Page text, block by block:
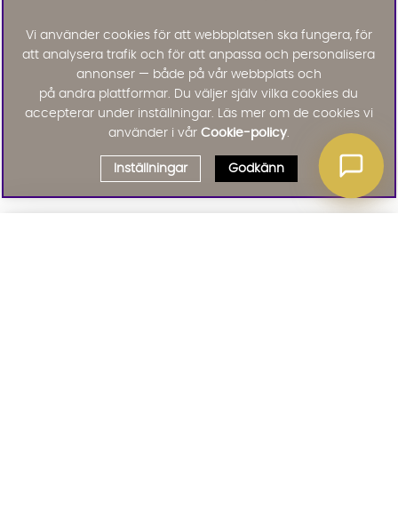
Vi använder cookies för att webbplatsen ska fungera, för
att analysera trafik och för att anpassa och personalisera
annonser — både på vår webbplats och
på andra plattformar. Du väljer själv vilka cookies du
accepterar under inställningar. Läs mer om de cookies vi
använder i vår Cookie-policy.
Inställningar Godkänn